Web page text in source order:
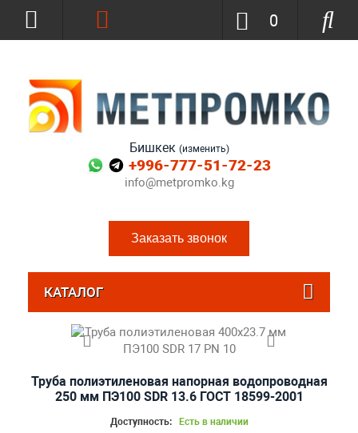
Бишкек (изменить)
+996-777-51-72-23
info@metpromko.kg
Заказать звонок
0
КАТАЛОГ
Труба полиэтиленовая напорная водопроводная
250 мм ПЭ100 SDR 13.6 ГОСТ 18599-2001
Доступность: Есть в наличии